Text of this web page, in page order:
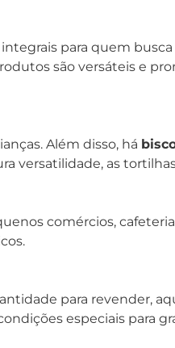
para quem
são versáteis e
Além disso, há
versatilidade, as
comércios,
para revender,
especiais para